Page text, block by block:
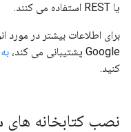
یا REST استفاده می کنند.
برای اطلاعات بیشتر در مورد
Google پشتیبانی می کند،
کنید.
نصب کتابخانه های